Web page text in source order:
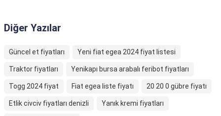
Diğer Yazılar
Güncel et fiyatları Yeni fiat egea 2024 fiyat listesi
Traktor fiyatları Yenikapı bursa arabalı feribot fiyatları
Togg 2024 fiyat Fiat egea liste fiyatı 20 20 0 gübre fiyatı
Etlik civciv fiyatları denizli Yanık kremi fiyatları